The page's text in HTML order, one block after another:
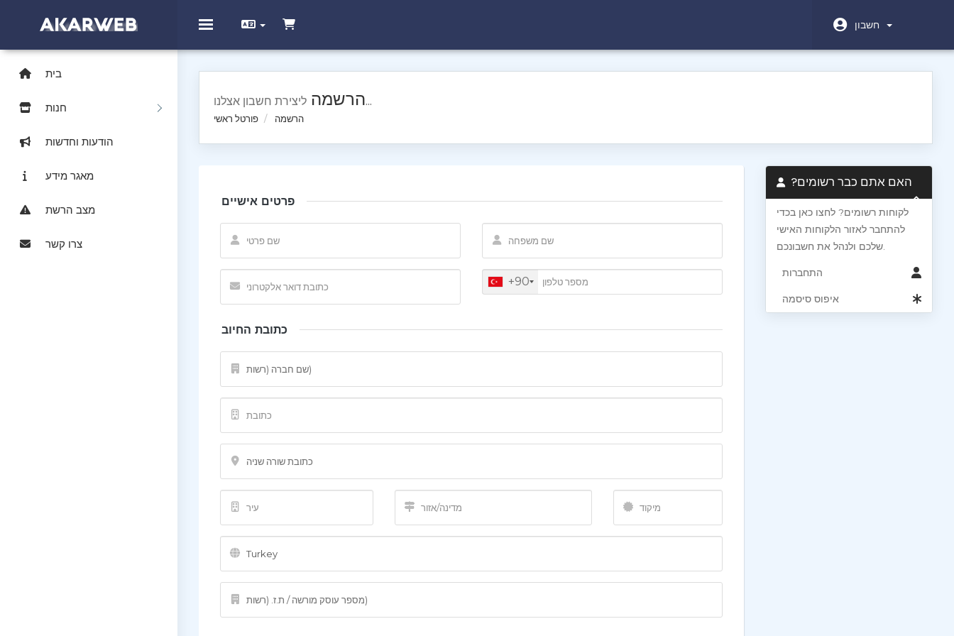
Toggle navigation
בית
הודעות וחדשות
מאגר מידע
מצב הרשת
צרו קשר
הרשמהליצירת חשבון אצלנו...
פורטל ראשי הרשמה
?האם אתם כבר רשומים
לקוחות רשומים? לחצו כאן בכדי
להתחבר לאזור הלקוחות האישי
התחברות
איפוס סיסמה
פרטים אישיים
+90
כתובת החיוב